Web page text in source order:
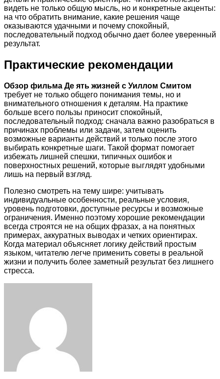
видеть не только общую мысль, но и конкретные акценты:
на что обратить внимание, какие решения чаще
оказываются удачными и почему спокойный,
последовательный подход обычно дает более уверенный
результат.
Практические рекомендации
Обзор фильма Де ять жизней с Уиллом Смитом
требует не только общего понимания темы, но и
внимательного отношения к деталям. На практике
больше всего пользы приносит спокойный,
последовательный подход: сначала важно разобраться в
причинах проблемы или задачи, затем оценить
возможные варианты действий и только после этого
выбирать конкретные шаги. Такой формат помогает
избежать лишней спешки, типичных ошибок и
поверхностных решений, которые выглядят удобными
лишь на первый взгляд.
Полезно смотреть на тему шире: учитывать
индивидуальные особенности, реальные условия,
уровень подготовки, доступные ресурсы и возможные
ограничения. Именно поэтому хорошие рекомендации
всегда строятся не на общих фразах, а на понятных
примерах, аккуратных выводах и четких ориентирах.
Когда материал объясняет логику действий простым
языком, читателю легче применить советы в реальной
жизни и получить более заметный результат без лишнего
стресса.